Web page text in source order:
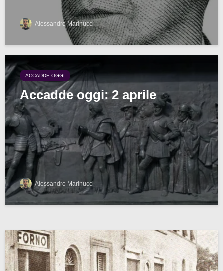
Alessandro Marinucci
ACCADDE OGGI
Accadde oggi: 2 aprile
Alessandro Marinucci